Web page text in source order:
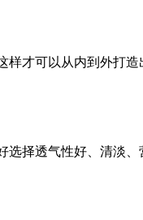
才可以从内到外打造
择透气性好、清淡